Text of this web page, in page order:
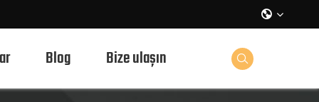

Blog Bize ulaşın 